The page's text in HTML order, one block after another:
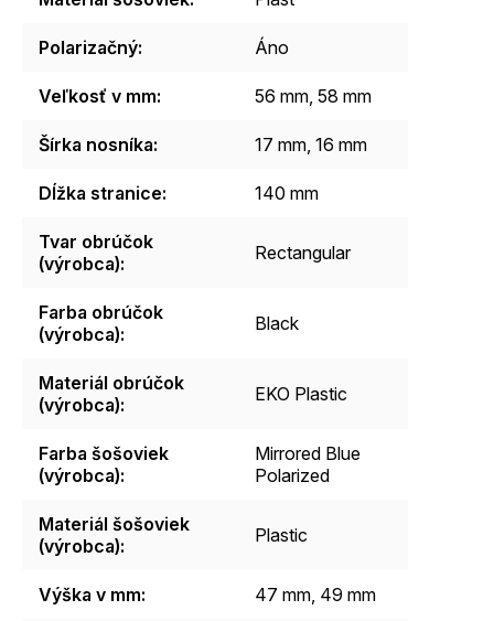
Polarizačný: Áno
Veľkosť v mm: 56 mm, 58 mm
Šírka nosníka: 17 mm, 16 mm
Dĺžka stranice: 140 mm
Tvar obrúčok
(výrobca): Rectangular
Farba obrúčok
(výrobca): Black
Materiál obrúčok
(výrobca): EKO Plastic
Farba šošoviek
(výrobca):
Mirrored Blue
Polarized
Materiál šošoviek
(výrobca): Plastic
Výška v mm: 47 mm, 49 mm